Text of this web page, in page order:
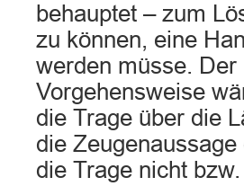
behauptet – zum
zu können, eine
werden müsse.
Vorgehensweise
die Trage über die
die
die Trage nicht